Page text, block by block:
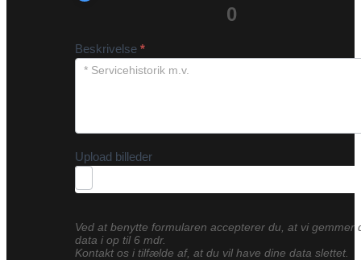
0
Beskrivelse *
Upload billeder
Ved at benytte formularen accepterer du, at vi gemmer
data i op til 6 mdr.
Kontakt os i tilfælde af, at du vil have dine data slettet.